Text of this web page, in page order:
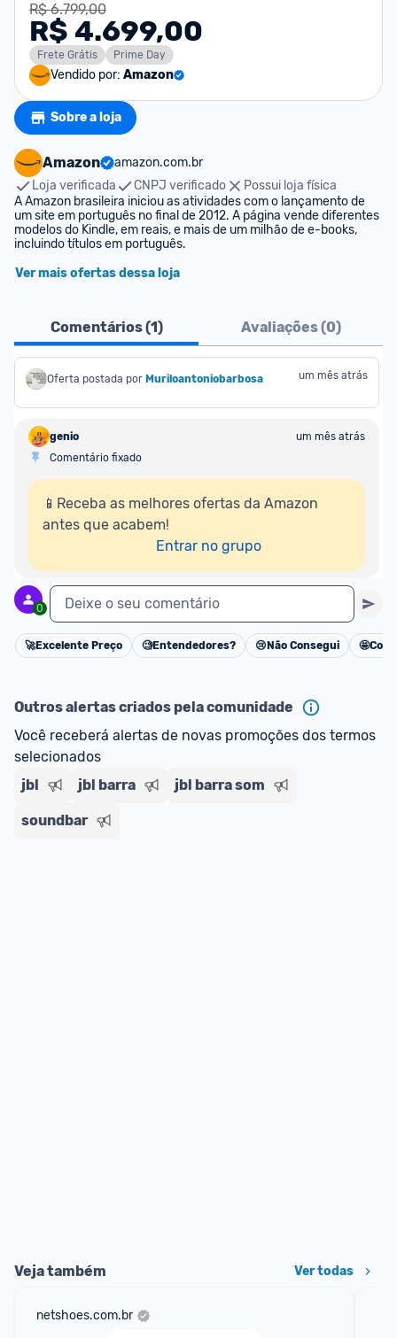
R$ 6.799,00
R$ 4.699,00
Frete Grátis Prime Day
Vendido por: Amazon
Sobre a loja
Amazon
amazon.com.br
Loja verificada
CNPJ verificado
Possui loja física
A Amazon brasileira iniciou as atividades com o lançamento de
um site em português no final de 2012. A página vende diferentes
modelos do Kindle, em reais, e mais de um milhão de e-books,
incluindo títulos em português.
Ver mais ofertas dessa loja
Comentários (1) Avaliações (0)
Oferta postada por Muriloantoniobarbosa um mês atrás
genio
um mês atrás
Comentário fixado
📱Receba as melhores ofertas da Amazon
antes que acabem!
Entrar no grupo
0 Deixe o seu comentário
Cancelar
🚀Excelente Preço 🧐Entendedores? 😢 Não Consegui 🤩
Outros alertas criados pela comunidade
Você receberá alertas de novas promoções dos termos
selecionados
jbl
jbl barra jbl barra som
soundbar
Veja também Ver todas
netshoes.com.br